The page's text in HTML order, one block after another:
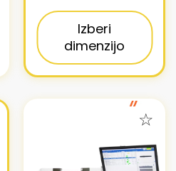
Izberi
dimenzijo